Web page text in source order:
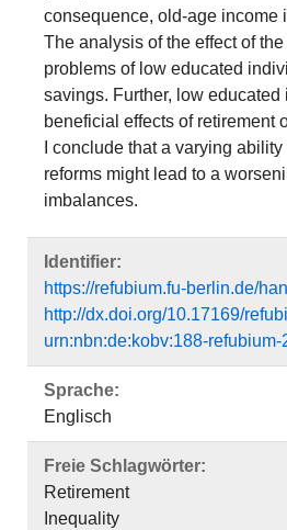
consequence, old-age income
The analysis of the effect of
problems of low educated
savings. Further, low
beneficial effects of retirement
I conclude that a varying
reforms might lead to a
imbalances.
Identifier:
https://refubium.fu-berlin.de/
http://dx.doi.org/10.17169/
urn:nbn:de:kobv:188-refubium-
Sprache:
Englisch
Freie Schlagwörter:
Retirement
Inequality